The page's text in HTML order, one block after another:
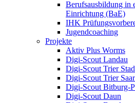
Berufsausbildung in
Einrichtung (BaE)
IHK
Jugendcoaching
Projekte
Aktiv Plus Worms
Digi-Scout Landau
Digi-Scout Trier
Digi-Scout Trier
Digi-Scout Bitburg-
Digi-Scout Daun